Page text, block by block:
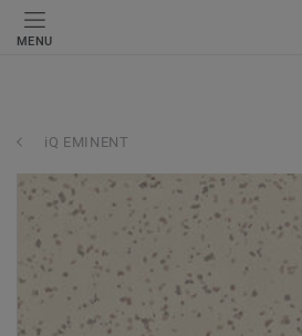
MENU
iQ EMINENT